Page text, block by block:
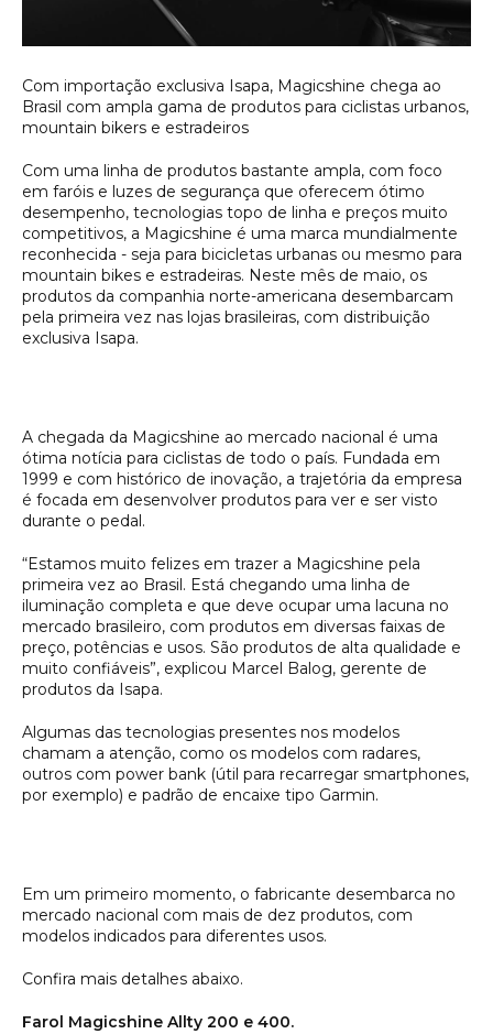
Com importação exclusiva Isapa, Magicshine chega ao
Brasil com ampla gama de produtos para ciclistas urbanos,
mountain bikers e estradeiros
Com uma linha de produtos bastante ampla, com foco
em faróis e luzes de segurança que oferecem ótimo
desempenho, tecnologias topo de linha e preços muito
competitivos, a Magicshine é uma marca mundialmente
reconhecida - seja para bicicletas urbanas ou mesmo para
mountain bikes e estradeiras. Neste mês de maio, os
produtos da companhia norte-americana desembarcam
pela primeira vez nas lojas brasileiras, com distribuição
exclusiva Isapa.
A chegada da Magicshine ao mercado nacional é uma
ótima notícia para ciclistas de todo o país. Fundada em
1999 e com histórico de inovação, a trajetória da empresa
é focada em desenvolver produtos para ver e ser visto
durante o pedal.
“Estamos muito felizes em trazer a Magicshine pela
primeira vez ao Brasil. Está chegando uma linha de
iluminação completa e que deve ocupar uma lacuna no
mercado brasileiro, com produtos em diversas faixas de
preço, potências e usos. São produtos de alta qualidade e
muito confiáveis”, explicou Marcel Balog, gerente de
produtos da Isapa.
Algumas das tecnologias presentes nos modelos
chamam a atenção, como os modelos com radares,
outros com power bank (útil para recarregar smartphones,
por exemplo) e padrão de encaixe tipo Garmin.
Em um primeiro momento, o fabricante desembarca no
mercado nacional com mais de dez produtos, com
modelos indicados para diferentes usos.
Confira mais detalhes abaixo.
Farol Magicshine Allty 200 e 400.